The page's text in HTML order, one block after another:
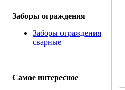
Заборы ограждения
Заборы ограждения
сварные
Самое интересное